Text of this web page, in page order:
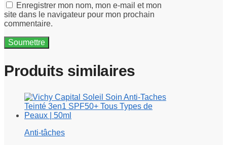
Enregistrer mon nom, mon e-mail et mon
site dans le navigateur pour mon prochain
commentaire.
Produits similaires
Anti-tâches